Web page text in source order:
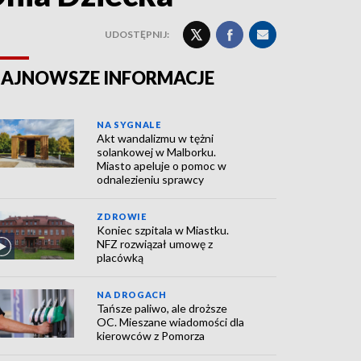
UDOSTĘPNIJ:
INFORMACJE
NA SYGNALE
Akt wandalizmu w tężni
solankowej w Malborku.
Miasto apeluje o pomoc w
odnalezieniu sprawcy
ZDROWIE
Koniec szpitala w Miastku.
NFZ rozwiązał umowę z
placówką
NA DROGACH
Tańsze paliwo, ale droższe
OC. Mieszane wiadomości dla
kierowców z Pomorza